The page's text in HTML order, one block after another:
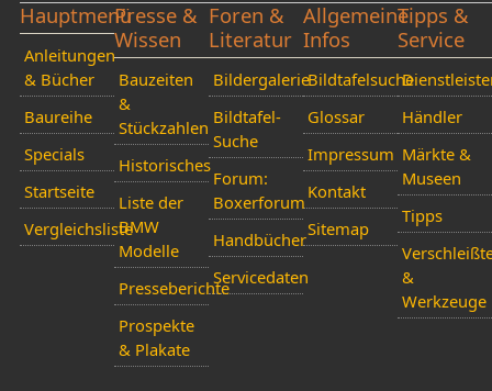
Hauptmenü
Anleitungen
& Bücher
Baureihe
Specials
Startseite
Vergleichsliste
Presse &
Wissen
Bauzeiten
&
Stückzahlen
Historisches
Liste der
BMW
Modelle
Presseberichte
Prospekte
& Plakate
Foren &
Literatur
Bildergalerie
Bildtafel-
Suche
Forum:
Boxerforum
Handbücher
Servicedaten
Allgemeine
Infos
Bildtafelsuche
Glossar
Impressum
Kontakt
Sitemap
Tipps &
Service
Händler
Märkte &
Museen
Tipps
&
Werkzeuge